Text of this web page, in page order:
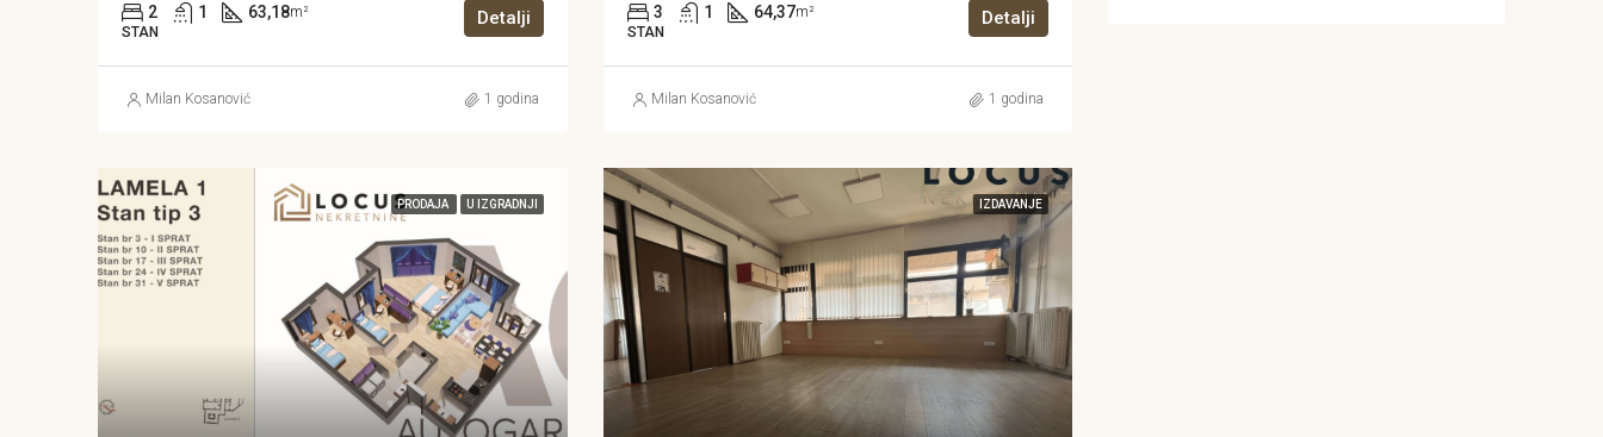
2 1 63,18m²
STAN
Detalji
Milan Kosanović 1 godina
3 1 64,37m²
STAN
Detalji
Milan Kosanović 1 godina
PRODAJA U IZGRADNJI IZDAVANJE